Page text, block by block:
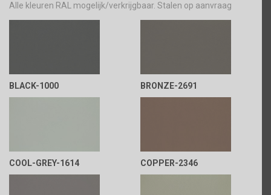
Alle kleuren RAL mogelijk/verkrijgbaar. Stalen op aanvraag
BLACK-1000 BRONZE-2691
COOL-GREY-1614 COPPER-2346